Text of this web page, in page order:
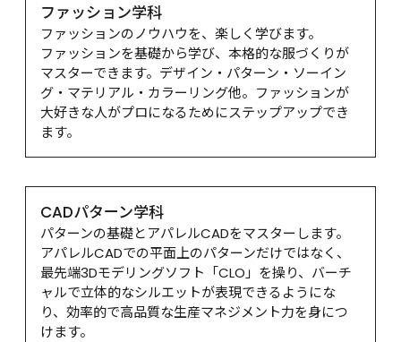
ファッション学科
ファッションのノウハウを、楽しく学びます。
ファッションを基礎から学び、本格的な服づくりが
マスターできます。デザイン・パターン・ソーイン
グ・マテリアル・カラーリング他。ファッションが
大好きな人がプロになるためにステップアップでき
ます。
CADパターン学科
パターンの基礎とアパレルCADをマスターします。
アパレルCADでの平面上のパターンだけではなく、
最先端3Dモデリングソフト「CLO」を操り、バーチ
ャルで立体的なシルエットが表現できるようにな
り、効率的で高品質な生産マネジメント力を身につ
けます。